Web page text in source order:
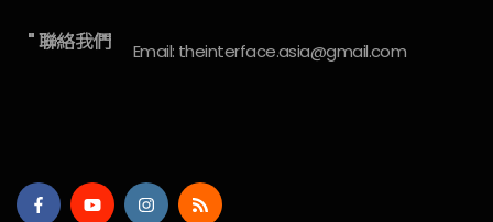
" 聯絡我們 Email: theinterface.asia@gmail.com